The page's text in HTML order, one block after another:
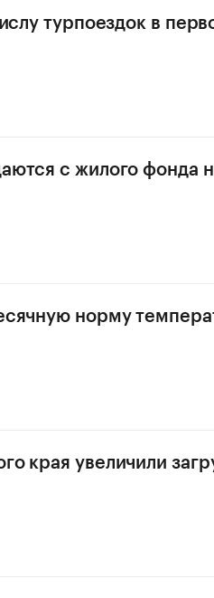
турпоездок в
с жилого фонда
норму
края увеличили